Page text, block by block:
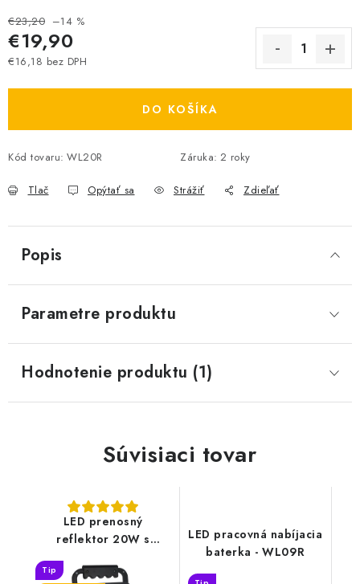
€23,20 –14 %
€19,90
€16,18 bez DPH
DO KOŠÍKA
Kód tovaru: WL20R Záruka: 2 roky
Tlač Opýtať sa Strážiť Zdieľať
Popis
Parametre produktu
Hodnotenie produktu (1)
Súvisiaci tovar
LED prenosný
reflektor 20W s
držiakom / 4000K / BK
/ H - LF2022H
Tip
LED pracovná nabíjacia
baterka - WL09R